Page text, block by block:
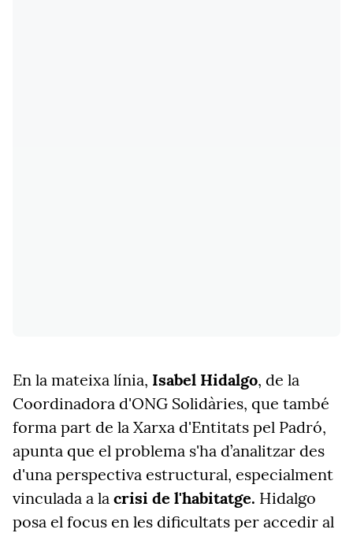
En la mateixa línia, Isabel Hidalgo, de la
Coordinadora d'ONG Solidàries, que també
forma part de la Xarxa d'Entitats pel Padró,
apunta que el problema s'ha d’analitzar des
d'una perspectiva estructural, especialment
vinculada a la crisi de l'habitatge. Hidalgo
posa el focus en les dificultats per accedir al